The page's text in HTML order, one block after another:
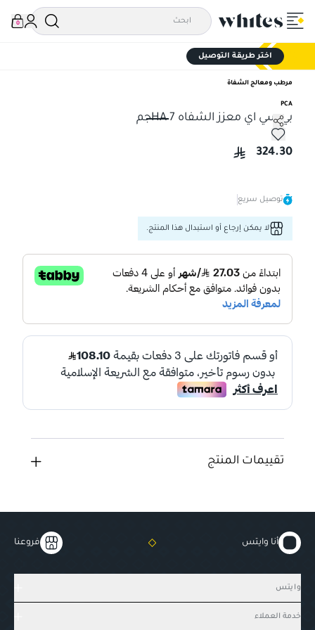
0
اختر طريقة التوصيل
مرطب ومعالج الشفاة
PCA
بي سي اي معزز الشفاه HA 7جم
بي سي اي معزز الشفاه HA 7جم
324.30
توصيل سريع
لا يمكن إرجاع أو استبدال هذا المنتج.
تقييمات المنتج
أنا وايتس فروعنا
وايتس
خدمة العملاء